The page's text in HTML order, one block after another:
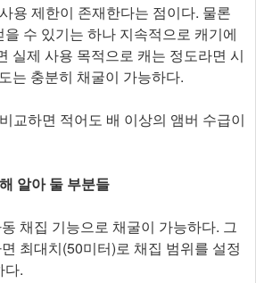
용 제한이 존재한다는 점이다. 물론
수 있기는 하나 지속적으로 캐기에
실제 사용 목적으로 캐는 정도라면 시
는 충분히 채굴이 가능하다.
교하면 적어도 배 이상의 앰버 수급이
알아 둘 부분들
채집 기능으로 채굴이 가능하다. 그
최대치(50미터)로 채집 범위를 설정
다.